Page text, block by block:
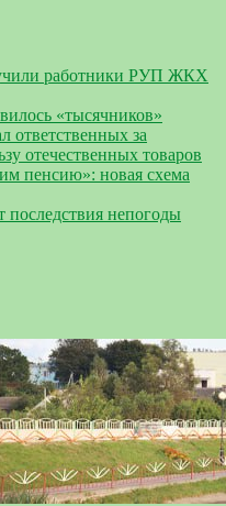
работники РУП ЖКХ
«тысячников»
ответственных за
отечественных товаров
пенсию»: новая схема
непогоды